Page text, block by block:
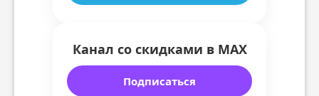
Канал со скидками в MAX
Подписаться